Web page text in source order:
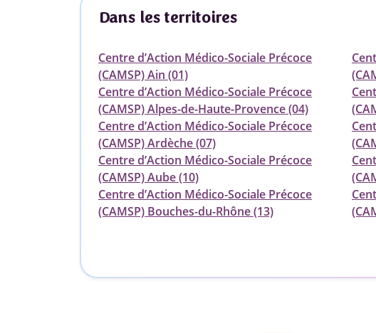
Dans les territoires
Centre d’Action Médico-Sociale Précoce
(CAMSP) Ain (01)
Centre d’Action Médico-Sociale Précoce
(CAMSP) Alpes-de-Haute-Provence (04)
Centre d’Action Médico-Sociale Précoce
(CAMSP) Ardèche (07)
Centre d’Action Médico-Sociale Précoce
(CAMSP) Aube (10)
Centre d’Action Médico-Sociale Précoce
(CAMSP) Bouches-du-Rhône (13)